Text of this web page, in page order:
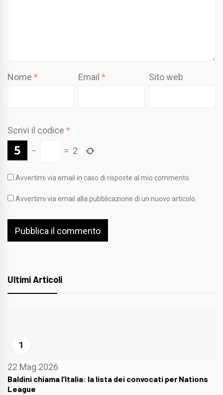
Nome * Email* Sito web
Scrivi il codice *
−
= 2
Avvertimi via email in caso di risposte al mio commento.
Avvertimi via email alla pubblicazione di un nuovo articolo.
Ultimi Articoli
1
22 Mag 2026
Baldini chiama l’Italia: la lista dei convocati per Nations
League